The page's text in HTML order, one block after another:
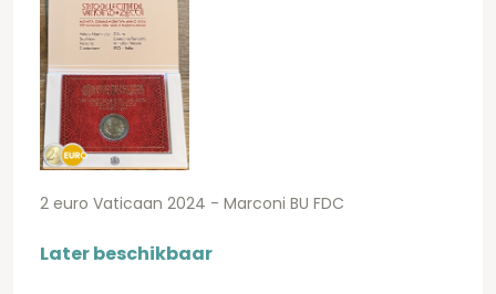
2 euro Vaticaan 2024 - Marconi BU FDC
Later beschikbaar